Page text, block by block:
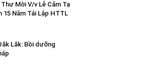
Mời V/v Lễ Cảm Tạ
15 Năm Tái Lập HTTL
Lắk: Bồi dưỡng